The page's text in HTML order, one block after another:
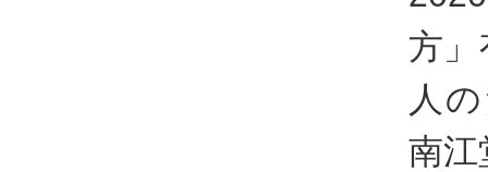
方
人
南江